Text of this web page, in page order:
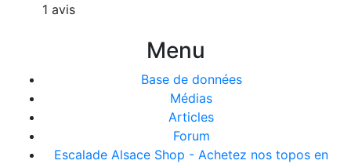
1 avis
Menu
Base de données
Médias
Articles
Forum
Escalade Alsace Shop - Achetez nos topos en